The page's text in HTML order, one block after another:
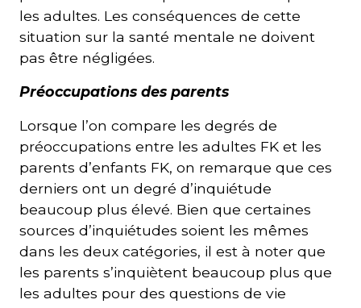
les adultes. Les conséquences de cette
situation sur la santé mentale ne doivent
pas être négligées.
Préoccupations des parents
Lorsque l’on compare les degrés de
préoccupations entre les adultes FK et les
parents d’enfants FK, on remarque que ces
derniers ont un degré d’inquiétude
beaucoup plus élevé. Bien que certaines
sources d’inquiétudes soient les mêmes
dans les deux catégories, il est à noter que
les parents s’inquiètent beaucoup plus que
les adultes pour des questions de vie